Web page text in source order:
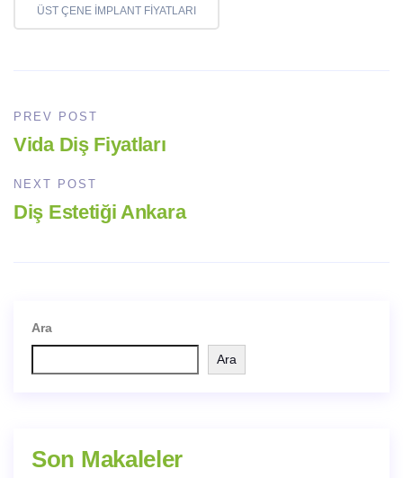
ÜST ÇENE IMPLANT FIYATLARI
PREV POST
Vida Diş Fiyatları
NEXT POST
Diş Estetiği Ankara
Ara
Ara
Son Makaleler